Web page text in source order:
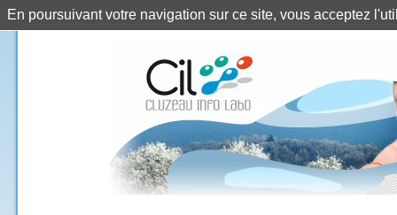
En poursuivant votre navigation sur ce site, vous acceptez